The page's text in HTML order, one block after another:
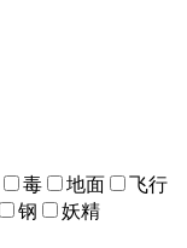
毒 地面
飞行
钢
妖精